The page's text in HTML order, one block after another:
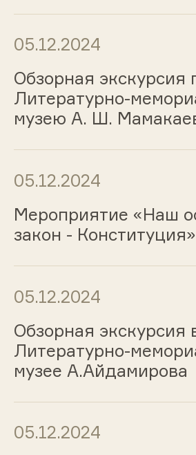
05.12.2024
Обзорная экскурсия
Литературно-
музею А. Ш.
05.12.2024
Мероприятие «Наш
закон - Конституция»
05.12.2024
Обзорная экскурсия
Литературно-
музее А.Айдамирова
05.12.2024